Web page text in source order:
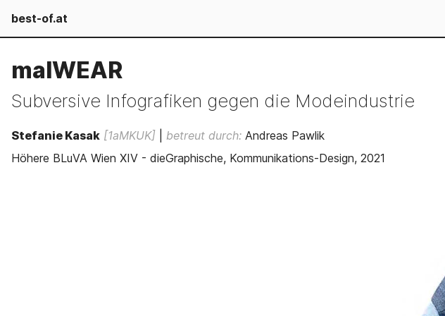
best-of.at
malWEAR
Subversive Infografiken gegen die Modeindustrie
Stefanie Kasak [1aMKUK] betreut durch: Andreas Pawlik
Höhere BLuVA Wien XIV - dieGraphische, Kommunikations-Design, 2021